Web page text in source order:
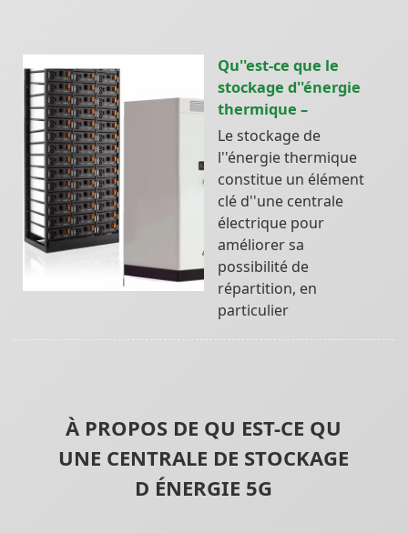
Qu''est-ce que le
stockage d''énergie
thermique –
Le stockage de
l''énergie thermique
constitue un élément
clé d''une centrale
électrique pour
améliorer sa
possibilité de
répartition, en
particulier
À PROPOS DE QU EST-CE QU
UNE CENTRALE DE STOCKAGE
D ÉNERGIE 5G